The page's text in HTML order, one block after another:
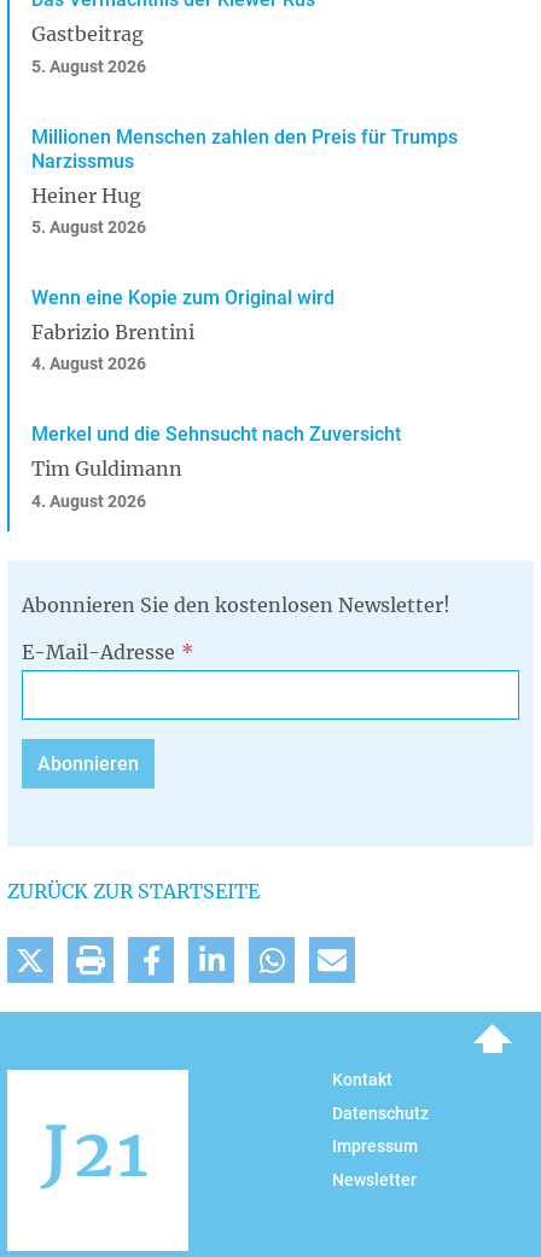
Gastbeitrag
5. August 2026
Millionen Menschen zahlen den Preis für Trumps
Narzissmus
Heiner Hug
5. August 2026
Wenn eine Kopie zum Original wird
Fabrizio Brentini
4. August 2026
Merkel und die Sehnsucht nach Zuversicht
Tim Guldimann
4. August 2026
Abonnieren Sie den kostenlosen Newsletter!
E-Mail-Adresse
ZURÜCK ZUR STARTSEITE
Kontakt
Datenschutz
Impressum
Newsletter